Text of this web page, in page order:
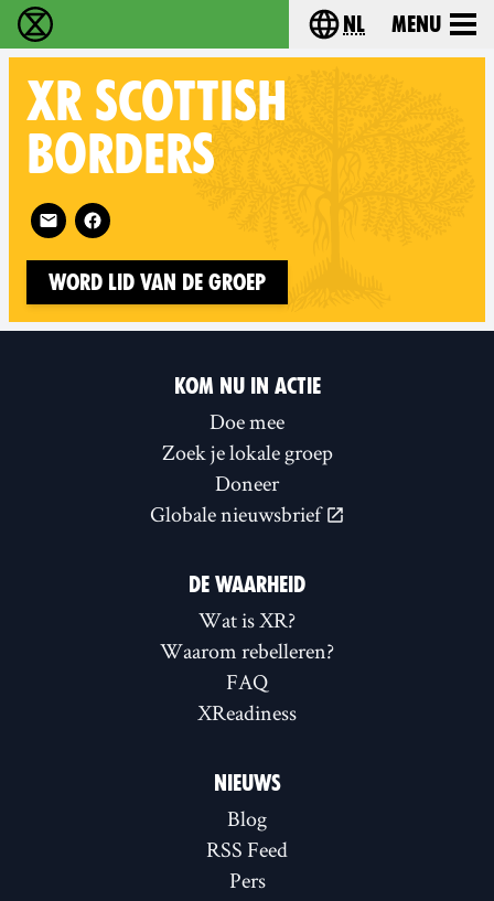
Extinction Rebellion - Home Choose your
nl Menu
XR SCOTTISH
BORDERS
Follow XR Scottish Borders on
Word lid van de groep
KOM NU IN ACTIE
Doe mee
Zoek je lokale groep
Doneer
Globale nieuwsbrief
DE WAARHEID
Wat is XR?
Waarom rebelleren?
FAQ
XReadiness
NIEUWS
Blog
RSS Feed
Pers